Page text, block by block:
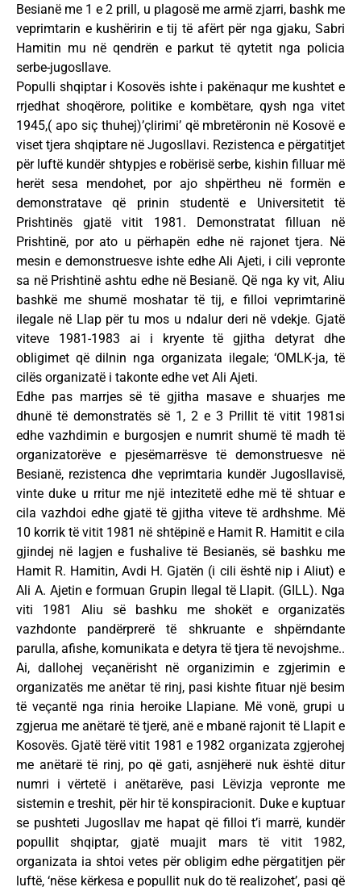
Besianë me 1 e 2 prill, u plagosë me armë zjarri, bashk me
veprimtarin e kushëririn e tij të afërt për nga gjaku, Sabri
Hamitin mu në qendrën e parkut të qytetit nga policia
serbe-jugosllave.
Populli shqiptar i Kosovës ishte i pakënaqur me kushtet e
rrjedhat shoqërore, politike e kombëtare, qysh nga vitet
1945,( apo siç thuhej)’çlirimi’ që mbretëronin në Kosovë e
viset tjera shqiptare në Jugosllavi. Rezistenca e përgatitjet
për luftë kundër shtypjes e robërisë serbe, kishin filluar më
herët sesa mendohet, por ajo shpërtheu në formën e
demonstratave që prinin studentë e Universitetit të
Prishtinës gjatë vitit 1981. Demonstratat filluan në
Prishtinë, por ato u përhapën edhe në rajonet tjera. Në
mesin e demonstruesve ishte edhe Ali Ajeti, i cili vepronte
sa në Prishtinë ashtu edhe në Besianë. Që nga ky vit, Aliu
bashkë me shumë moshatar të tij, e filloi veprimtarinë
ilegale në Llap për tu mos u ndalur deri në vdekje. Gjatë
viteve 1981-1983 ai i kryente të gjitha detyrat dhe
obligimet që dilnin nga organizata ilegale; ‘OMLK-ja, të
cilës organizatë i takonte edhe vet Ali Ajeti.
Edhe pas marrjes së të gjitha masave e shuarjes me
dhunë të demonstratës së 1, 2 e 3 Prillit të vitit 1981si
edhe vazhdimin e burgosjen e numrit shumë të madh të
organizatorëve e pjesëmarrësve të demonstruesve në
Besianë, rezistenca dhe veprimtaria kundër Jugosllavisë,
vinte duke u rritur me një intezitetë edhe më të shtuar e
cila vazhdoi edhe gjatë të gjitha viteve të ardhshme. Më
10 korrik të vitit 1981 në shtëpinë e Hamit R. Hamitit e cila
gjindej në lagjen e fushalive të Besianës, së bashku me
Hamit R. Hamitin, Avdi H. Gjatën (i cili është nip i Aliut) e
Ali A. Ajetin e formuan Grupin Ilegal të Llapit. (GILL). Nga
viti 1981 Aliu së bashku me shokët e organizatës
vazhdonte pandërprerë të shkruante e shpërndante
parulla, afishe, komunikata e detyra të tjera të nevojshme..
Ai, dallohej veçanërisht në organizimin e zgjerimin e
organizatës me anëtar të rinj, pasi kishte fituar një besim
të veçantë nga rinia heroike Llapiane. Më vonë, grupi u
zgjerua me anëtarë të tjerë, anë e mbanë rajonit të Llapit e
Kosovës. Gjatë tërë vitit 1981 e 1982 organizata zgjerohej
me anëtarë të rinj, po që gati, asnjëherë nuk është ditur
numri i vërtetë i anëtarëve, pasi Lëvizja vepronte me
sistemin e treshit, për hir të konspiracionit. Duke e kuptuar
se pushteti Jugosllav me hapat që filloi t’i marrë, kundër
popullit shqiptar, gjatë muajit mars të vitit 1982,
organizata ia shtoi vetes për obligim edhe përgatitjen për
luftë, ‘nëse kërkesa e popullit nuk do të realizohet’, pasi që